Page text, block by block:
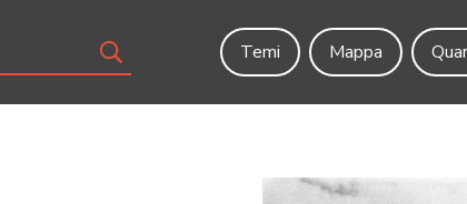
Temi
Mappa